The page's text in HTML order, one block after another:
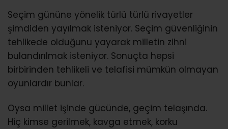
Seçim gününe yönelik türlü türlü rivayetler
şimdiden yayılmak isteniyor. Seçim güvenliğinin
tehlikede olduğunu yayarak milletin zihni
bulandırılmak isteniyor. Sonuçta hepsi
birbirinden tehlikeli ve telafisi mümkün olmayan
oyunlardır bunlar.
Oysa millet işinde gücünde, geçim telaşında.
Hiç kimse gerilmek, kavga etmek, korku